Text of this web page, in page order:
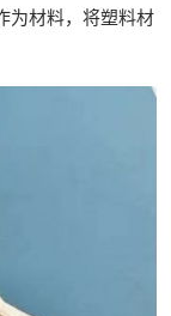
为材料，将塑料材